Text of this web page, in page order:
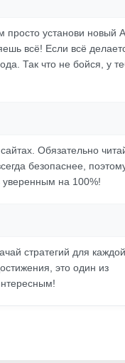
установи новый
всё! Если всё
Так что не бойся, у
Обязательно
безопаснее,
уверенным на 100%!
стратегий для каждой
это один из